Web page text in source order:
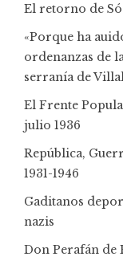
El retorno de
«Porque ha
ordenanzas de
serranía de
El Frente
julio 1936
República,
1931-1946
Gaditanos
nazis
Don Perafán de